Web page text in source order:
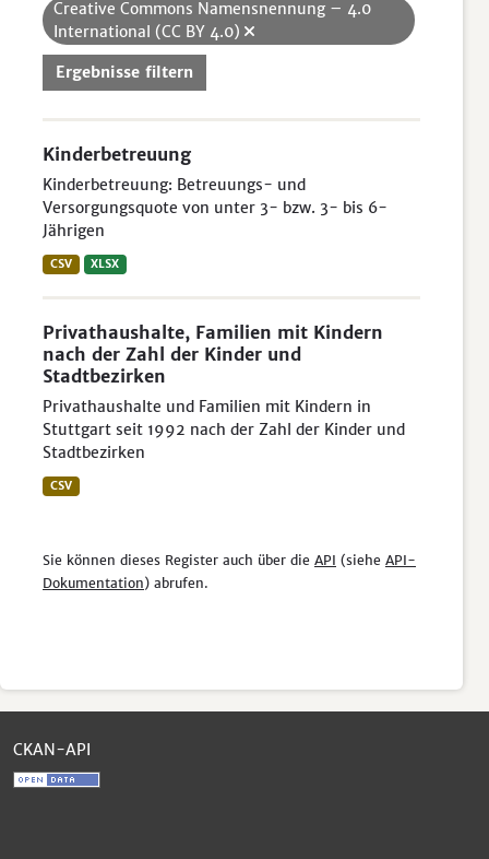
Creative Commons Namensnennung – 4.0
International (CC BY 4.0)
Ergebnisse filtern
Kinderbetreuung
Kinderbetreuung: Betreuungs- und
Versorgungsquote von unter 3- bzw. 3- bis 6-
Jährigen
CSV XLSX
Privathaushalte, Familien mit Kindern
nach der Zahl der Kinder und
Stadtbezirken
Privathaushalte und Familien mit Kindern in
Stuttgart seit 1992 nach der Zahl der Kinder und
Stadtbezirken
CSV
Sie können dieses Register auch über die API (siehe API-
Dokumentation) abrufen.
CKAN-API